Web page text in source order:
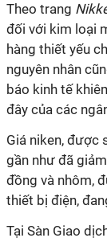
Theo trang
đối với kim loại
hàng thiết yếu
nguyên nhân
báo kinh tế
đây của các
Giá niken, được
gần như đã
đồng và nhôm,
thiết bị điện,
Tại Sàn Giao